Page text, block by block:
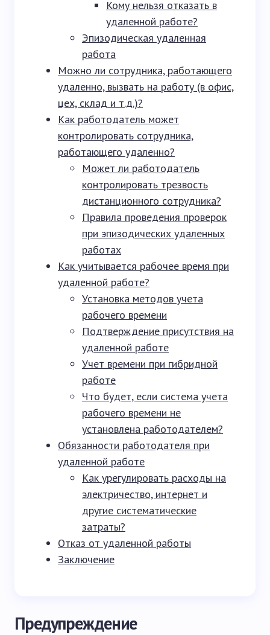
Кому нельзя отказать в
удаленной работе?
Эпизодическая удаленная
работа
Можно ли сотрудника, работающего
удаленно, вызвать на работу (в офис,
цех, склад и т.д.)?
Как работодатель может
контролировать сотрудника,
работающего удаленно?
Может ли работодатель
контролировать трезвость
дистанционного сотрудника?
Правила проведения проверок
при эпизодических удаленных
работах
Как учитывается рабочее время при
удаленной работе?
Установка методов учета
рабочего времени
Подтверждение присутствия на
удаленной работе
Учет времени при гибридной
работе
Что будет, если система учета
рабочего времени не
установлена работодателем?
Обязанности работодателя при
удаленной работе
Как урегулировать расходы на
электричество, интернет и
другие систематические
затраты?
Отказ от удаленной работы
Заключение
Предупреждение